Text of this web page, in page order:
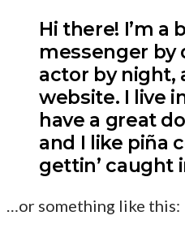
Hi there! I’m a
messenger by
actor by night,
website. I live
have a great
and I like piña
gettin’ caught
…or something like this: